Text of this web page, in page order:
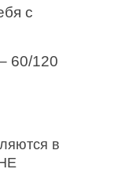
с
60/120
в